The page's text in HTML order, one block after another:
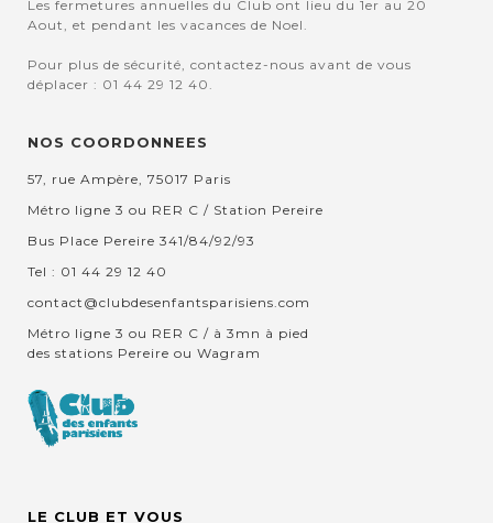
Les fermetures annuelles du Club ont lieu du 1er au 20
Aout, et pendant les vacances de Noel.
Pour plus de sécurité, contactez-nous avant de vous
déplacer : 01 44 29 12 40.
NOS COORDONNEES
57, rue Ampère, 75017 Paris
Métro ligne 3 ou RER C / Station Pereire
Bus Place Pereire 341/84/92/93
Tel : 01 44 29 12 40
contact@clubdesenfantsparisiens.com
Métro ligne 3 ou RER C / à 3mn à pied
des stations Pereire ou Wagram
LE CLUB ET VOUS